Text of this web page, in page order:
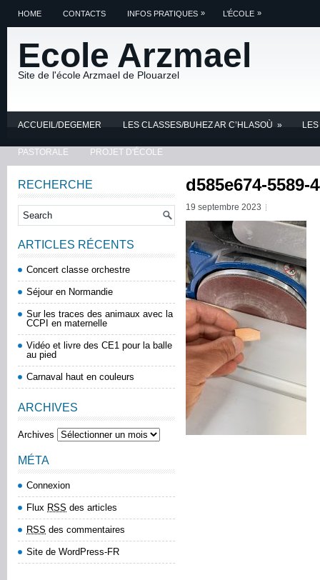
HOME CONTACTS INFOS PRATIQUES » L’ÉCOLE »
Ecole Arzmael
Site de l'école Arzmael de Plouarzel
ACCUEIL/DEGEMER LES CLASSES/BUHEZ AR C’HLASOÙ »
PASTORALE PROJET D'ÉCOLE
d585e674-5589-
19 septembre 2023
RECHERCHE
ARTICLES RÉCENTS
Concert classe orchestre
Séjour en Normandie
Sur les traces des animaux avec la
CCPI en maternelle
Vidéo et livre des CE1 pour la balle
au pied
Carnaval haut en couleurs
ARCHIVES
Archives
MÉTA
Connexion
Flux RSS des articles
RSS des commentaires
Site de WordPress-FR